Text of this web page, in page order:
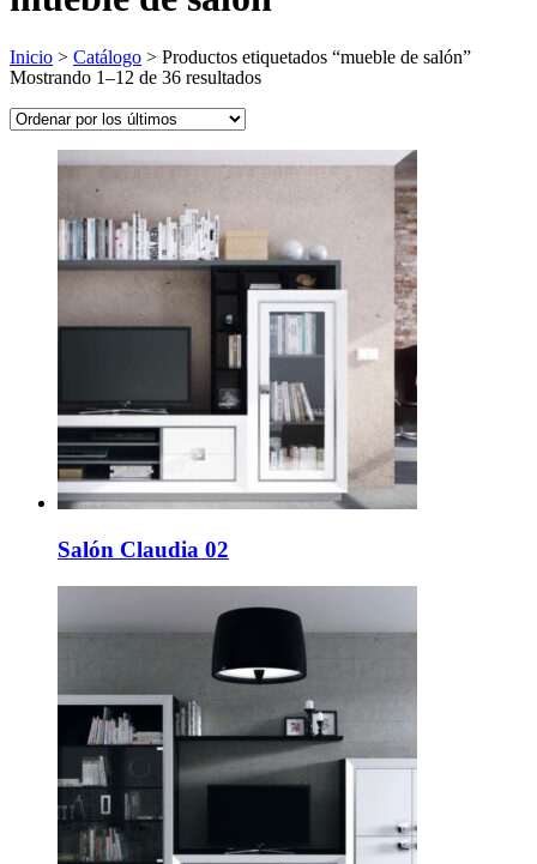
Inicio > Catálogo > Productos etiquetados “mueble de salón”
Mostrando 1–12 de 36 resultadosOrdenado
Salón Claudia 02